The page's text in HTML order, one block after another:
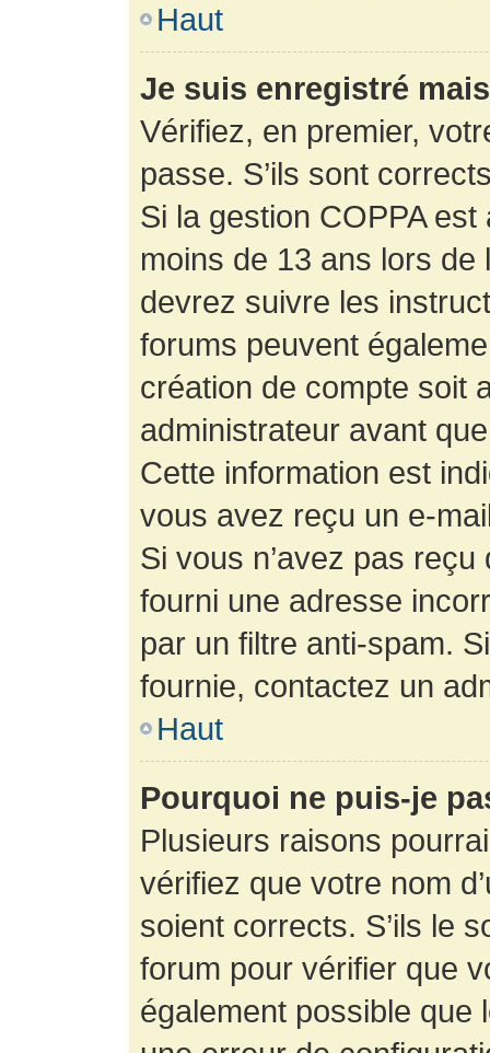
Haut
Je suis enregistré
Vérifiez, en premier,
passe. S’ils sont
Si la gestion COPPA
moins de 13 ans lors de
devrez suivre les
forums peuvent
création de compte soit
administrateur avant
Cette information est
vous avez reçu un e-
Si vous n’avez pas
fourni une adresse
par un filtre anti-spam.
fournie, contactez un
Haut
Pourquoi ne puis-je
Plusieurs raisons
vérifiez que votre nom
soient corrects. S’ils le
forum pour vérifier que
également possible que